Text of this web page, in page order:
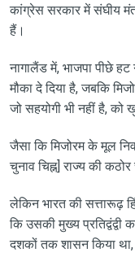
कांग्रेस सरकार में संघीय
हैं।
नागालैंड में, भाजपा पीछे
मौका दे दिया है, जबकि
जो सहयोगी भी नहीं है, को
जैसा कि मिजोरम के मूल
चुनाव चिह्न] राज्य की
लेकिन भारत की सत्तारूढ़
कि उसकी मुख्य प्रतिद्वंद्वी
दशकों तक शासन किया था,